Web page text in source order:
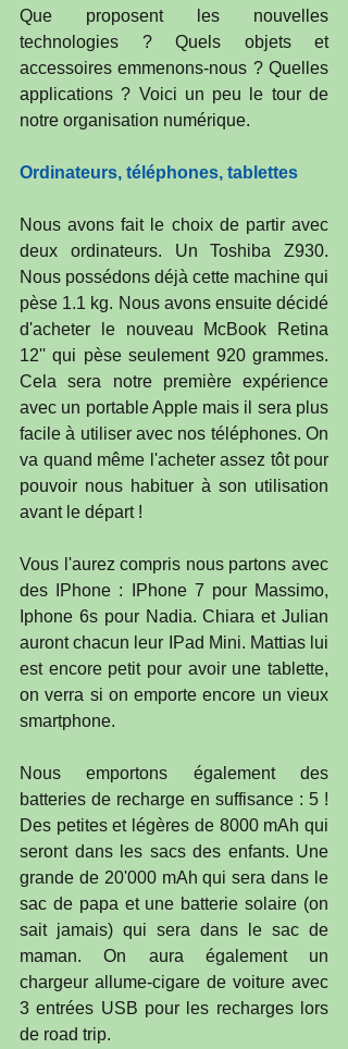
Que proposent les nouvelles
technologies ? Quels objets et
accessoires emmenons-nous ? Quelles
applications ? Voici un peu le tour de
notre organisation numérique.
Ordinateurs, téléphones, tablettes
Nous avons fait le choix de partir avec
deux ordinateurs. Un Toshiba Z930.
Nous possédons déjà cette machine qui
pèse 1.1 kg. Nous avons ensuite décidé
d'acheter le nouveau McBook Retina
12'' qui pèse seulement 920 grammes.
Cela sera notre première expérience
avec un portable Apple mais il sera plus
facile à utiliser avec nos téléphones. On
va quand même l'acheter assez tôt pour
pouvoir nous habituer à son utilisation
avant le départ !
Vous l'aurez compris nous partons avec
des IPhone : IPhone 7 pour Massimo,
Iphone 6s pour Nadia. Chiara et Julian
auront chacun leur IPad Mini. Mattias lui
est encore petit pour avoir une tablette,
on verra si on emporte encore un vieux
smartphone.
Nous emportons également des
batteries de recharge en suffisance : 5 !
Des petites et légères de 8000 mAh qui
seront dans les sacs des enfants. Une
grande de 20'000 mAh qui sera dans le
sac de papa et une batterie solaire (on
sait jamais) qui sera dans le sac de
maman. On aura également un
chargeur allume-cigare de voiture avec
3 entrées USB pour les recharges lors
de road trip.